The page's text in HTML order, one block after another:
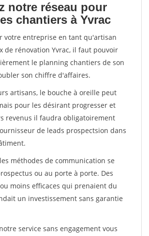
notre réseau pour
chantiers à Yvrac
votre entreprise en tant qu'artisan
de rénovation Yvrac, il faut pouvoir
le planning chantiers de son
son chiffre d'affaires.
artisans, le bouche à oreille peut
pour les désirant progresser et
revenus il faudra obligatoirement
de leads prospectsion dans
méthodes de communication se
ou au porte à porte. Des
moins efficaces qui prenaient du
un investissement sans garantie
service sans engagement vous